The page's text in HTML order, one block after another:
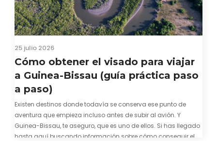
25 julio 2026
Cómo obtener el visado para viajar
a Guinea-Bissau (guía práctica paso
a paso)
Existen destinos donde todavía se conserva ese punto de
aventura que empieza incluso antes de subir al avión. Y
Guinea-Bissau, te aseguro, que es uno de ellos. Si has llegado
hasta aquí buscando información sobre cómo conseguir el